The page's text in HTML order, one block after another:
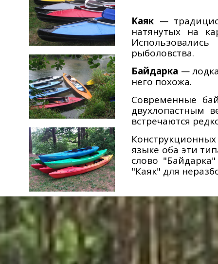
Каяк —
натянутых на
рыболовства.
Байдарка —
него похожа.
Современные
двухлопастным
встречаются
языке оба эти
слово
"Каяк" для